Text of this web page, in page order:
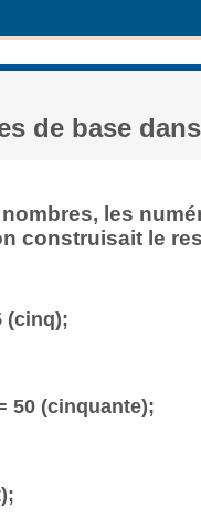
de base
les
construisait le
(cinq);
50 (cinquante);